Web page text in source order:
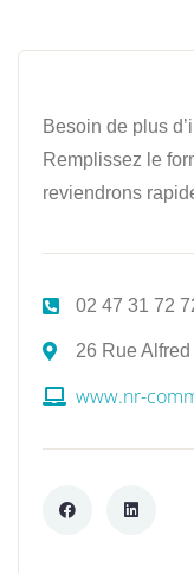
Besoin de plus
Remplissez le
reviendrons
02 47 31 72
26 Rue
www.nr-